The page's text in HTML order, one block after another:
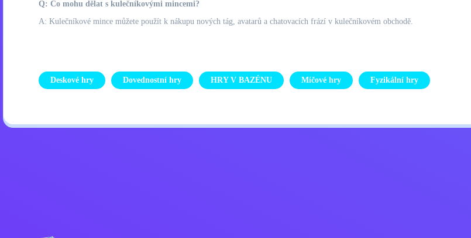
Q: Co mohu dělat s kulečníkovými mincemi?
A: Kulečníkové mince můžete použít k nákupu nových tág, avatarů a chatovacích frází v kulečníkovém obchodě.
Deskové hry Dovednostní hry HRY V BAZÉNU Míčové hry Fyzikální hry